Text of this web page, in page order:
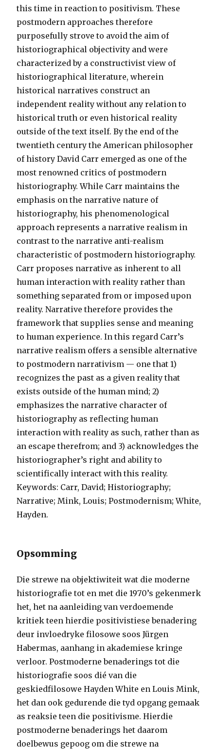
this time in reaction to positivism. These
postmodern approaches therefore
purposefully strove to avoid the aim of
historiographical objectivity and were
characterized by a constructivist view of
historiographical literature, wherein
historical narratives construct an
independent reality without any relation to
historical truth or even historical reality
outside of the text itself. By the end of the
twentieth century the American philosopher
of history David Carr emerged as one of the
most renowned critics of postmodern
historiography. While Carr maintains the
emphasis on the narrative nature of
historiography, his phenomenological
approach represents a narrative realism in
contrast to the narrative anti-realism
characteristic of postmodern historiography.
Carr proposes narrative as inherent to all
human interaction with reality rather than
something separated from or imposed upon
reality. Narrative therefore provides the
framework that supplies sense and meaning
to human experience. In this regard Carr’s
narrative realism offers a sensible alternative
to postmodern narrativism — one that 1)
recognizes the past as a given reality that
exists outside of the human mind; 2)
emphasizes the narrative character of
historiography as reflecting human
interaction with reality as such, rather than as
an escape therefrom; and 3) acknowledges the
historiographer’s right and ability to
scientifically interact with this reality.
Keywords: Carr, David; Historiography;
Narrative; Mink, Louis; Postmodernism; White,
Hayden.
Opsomming
Die strewe na objektiwiteit wat die moderne
historiografie tot en met die 1970’s gekenmerk
het, het na aanleiding van verdoemende
kritiek teen hierdie positivistiese benadering
deur invloedryke filosowe soos Jürgen
Habermas, aanhang in akademiese kringe
verloor. Postmoderne benaderings tot die
historiografie soos dié van die
geskiedfilosowe Hayden White en Louis Mink,
het dan ook gedurende die tyd opgang gemaak
as reaksie teen die positivisme. Hierdie
postmoderne benaderings het daarom
doelbewus gepoog om die strewe na